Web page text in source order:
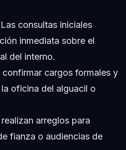
Las consultas iniciales
inmediata sobre el
del interno.
confirmar cargos formales y
oficina del alguacil o
realizan arreglos para
fianza o audiencias de